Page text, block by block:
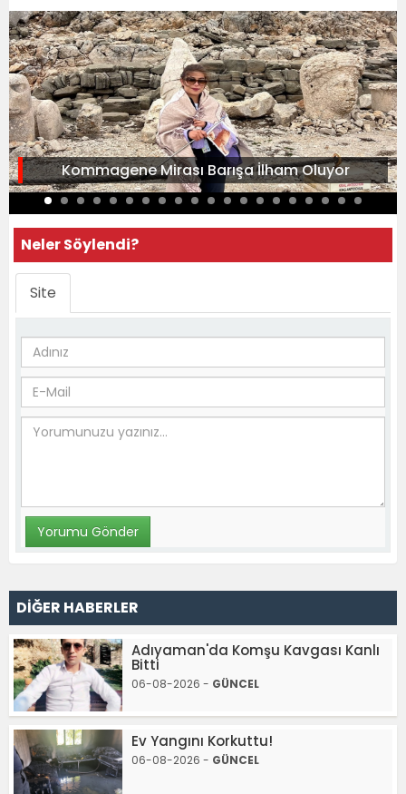
Kommagene Mirası Barışa İlham Oluyor
Neler Söylendi?
Site
DİĞER HABERLER
Adıyaman'da Komşu Kavgası Kanlı
Bitti
06-08-2026 - GÜNCEL
Ev Yangını Korkuttu!
06-08-2026 - GÜNCEL